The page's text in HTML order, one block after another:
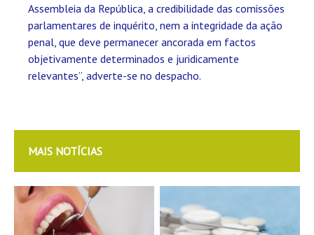
Assembleia da República, a credibilidade das comissões
parlamentares de inquérito, nem a integridade da ação
penal, que deve permanecer ancorada em factos
objetivamente determinados e juridicamente
relevantes”, adverte-se no despacho.
MAIS NOTÍCIAS